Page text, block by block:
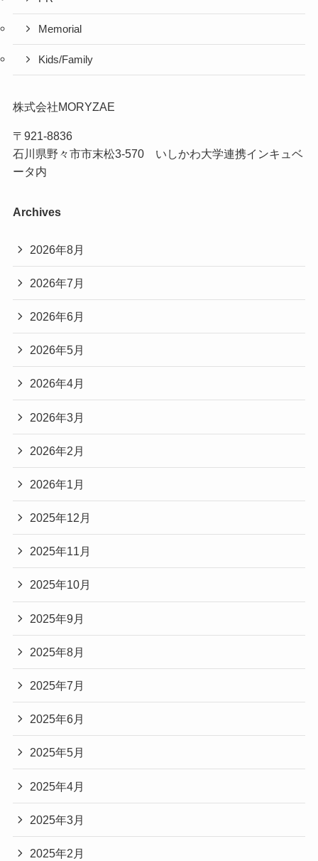
Memorial
Kids/Family
株式会社MORYZAE
〒921-8836
石川県野々市市末松3-570 いしかわ大学連携インキュベ
ータ内
Archives
2026年8月
2026年7月
2026年6月
2026年5月
2026年4月
2026年3月
2026年2月
2026年1月
2025年12月
2025年11月
2025年10月
2025年9月
2025年8月
2025年7月
2025年6月
2025年5月
2025年4月
2025年3月
2025年2月